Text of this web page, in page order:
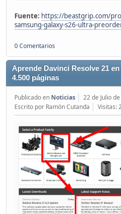
Fuente: https://beastgrip.com/
samsung-galaxy-s26-ultra-
0 Comentarios
Aprende Davinci Resolve 21
4.500 páginas
Publicado en Noticias
22 de Julio
Escrito por Ramón Cutanda
Visitas: